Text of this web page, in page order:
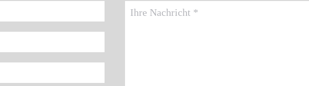
Ihre Nachricht